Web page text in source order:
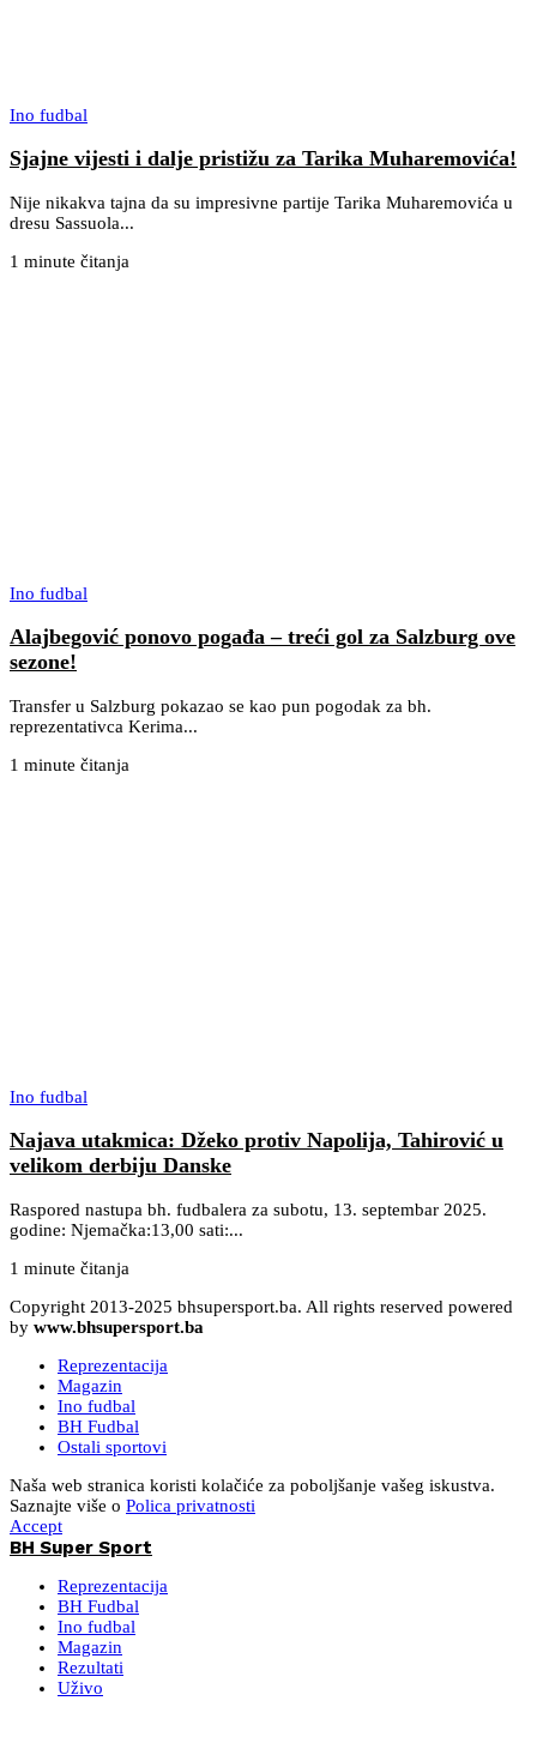
Ino fudbal
Sjajne vijesti i dalje pristižu za Tarika Muharemovića!
Nije nikakva tajna da su impresivne partije Tarika Muharemovića u
dresu Sassuola...
1 minute čitanja
Ino fudbal
Alajbegović ponovo pogađa – treći gol za Salzburg ove
sezone!
Transfer u Salzburg pokazao se kao pun pogodak za bh.
reprezentativca Kerima...
1 minute čitanja
Ino fudbal
Najava utakmica: Džeko protiv Napolija, Tahirović u
velikom derbiju Danske
Raspored nastupa bh. fudbalera za subotu, 13. septembar 2025.
godine: Njemačka:13,00 sati:...
1 minute čitanja
Copyright 2013-2025 bhsupersport.ba. All rights reserved powered
by www.bhsupersport.ba
Reprezentacija
Magazin
Ino fudbal
BH Fudbal
Ostali sportovi
Naša web stranica koristi kolačiće za poboljšanje vašeg iskustva.
Saznajte više o Polica privatnosti
Accept
BH Super Sport
Reprezentacija
BH Fudbal
Ino fudbal
Magazin
Rezultati
Uživo